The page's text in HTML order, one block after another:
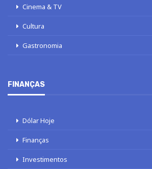
Cinema & TV
Cultura
Gastronomia
FINANÇAS
Dólar Hoje
Finanças
Investimentos